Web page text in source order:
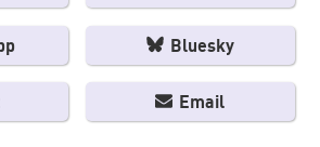
Bluesky
Email